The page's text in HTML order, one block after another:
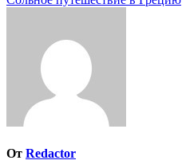
От Redactor